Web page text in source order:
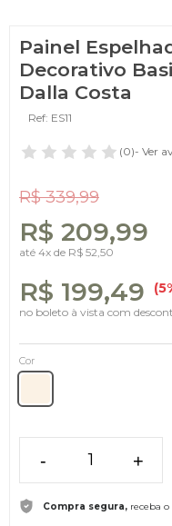
Painel
Decorativo
Dalla Costa
Ref: ES11
(0)- Ver
R$ 339,99
R$ 209,99
até 4x de R$ 52,50
R$ 199,49
no boleto à vista com
Cor
- +
Compra segura, receba